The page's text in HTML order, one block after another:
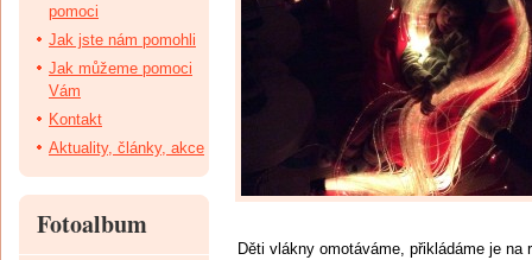
Děti vlákny omotáváme, přikládáme je
pomoci
Jak jste nám pomohli
Jak můžeme pomoci
Vám
Kontakt
Aktuality, články, akce
Fotoalbum